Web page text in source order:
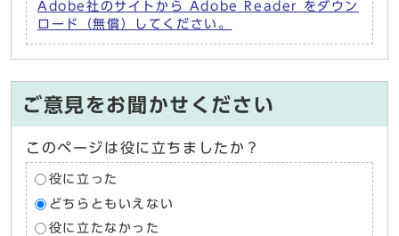
Adobe社のサイトから Adobe Reader をダウン
ロード（無償）してください。
ご意見をお聞かせください
このページは役に立ちましたか？
役に立った
どちらともいえない
役に立たなかった